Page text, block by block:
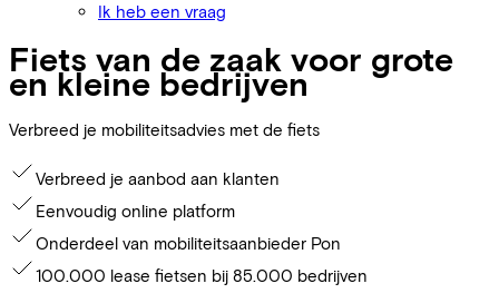
Ik heb een vraag
Fiets van de zaak voor grote
en kleine bedrijven
Verbreed je mobiliteitsadvies met de fiets
Verbreed je aanbod aan klanten
Eenvoudig online platform
Onderdeel van mobiliteitsaanbieder Pon
100.000 lease fietsen bij 85.000 bedrijven